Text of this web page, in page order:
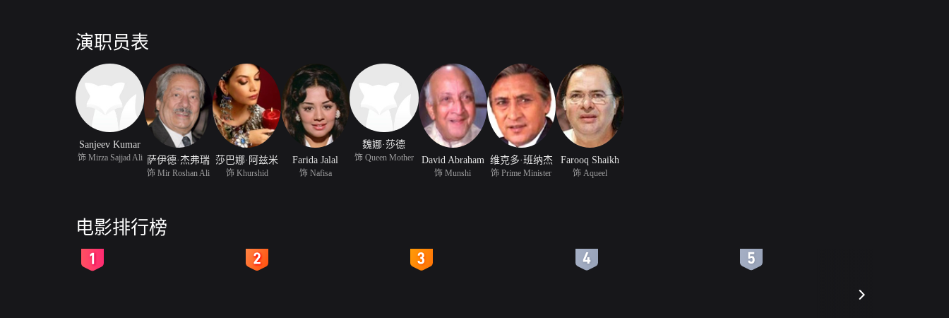
演职员表
Sanjeev Kumar
饰 Mirza Sajjad Ali 萨伊德·杰弗瑞
饰 Mir Roshan Ali
莎巴娜·阿兹米
饰 Khurshid
Farida Jalal
饰 Nafisa
魏娜·莎德
饰 Queen Mother David Abraham
饰 Munshi
维克多·班纳杰
饰 Prime Minister
Farooq Shaikh
饰 Aqueel
电影排行榜